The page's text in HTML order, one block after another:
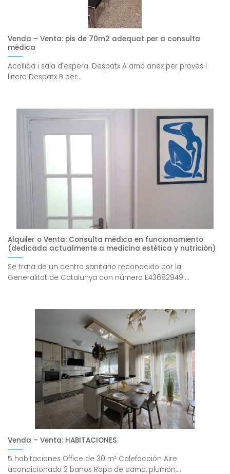
Venda – Venta: pis de 70m2 adequat per a consulta
mèdica
Acollida i sala d'espera. Despatx A amb anex per proves i
llitera Despatx B per...
Alquiler o Venta: Consulta médica en funcionamiento
(dedicada actualmente a medicina estética y nutrición)
Se trata de un centro sanitario reconocido por la
Generalitat de Catalunya con número E43682949....
Venda – Venta: HABITACIONES
5 habitaciones Office de 30 m² Calefacción Aire
acondicionado 2 baños Ropa de cama, plumón,...